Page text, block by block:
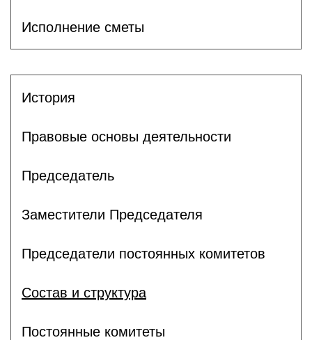
Исполнение сметы
История
Правовые основы деятельности
Председатель
Заместители Председателя
Председатели постоянных комитетов
Состав и структура
Постоянные комитеты